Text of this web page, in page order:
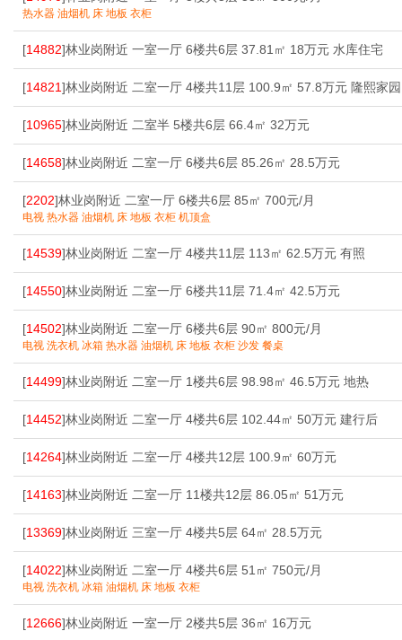
热水器 油烟机 床 地板 衣柜
[14882]林业岗附近 一室一厅 6楼共6层 37.81㎡ 18万元 水库住宅
[14821]林业岗附近 二室一厅 4楼共11层 100.9㎡ 57.8万元 隆熙家园
[10965]林业岗附近 二室半 5楼共6层 66.4㎡ 32万元
[14658]林业岗附近 二室一厅 6楼共6层 85.26㎡ 28.5万元
[2202]林业岗附近 二室一厅 6楼共6层 85㎡ 700元/月
电视 热水器 油烟机 床 地板 衣柜 机顶盒
[14539]林业岗附近 二室一厅 4楼共11层 113㎡ 62.5万元 有照
[14550]林业岗附近 二室一厅 6楼共11层 71.4㎡ 42.5万元
[14502]林业岗附近 二室一厅 6楼共6层 90㎡ 800元/月
电视 洗衣机 冰箱 热水器 油烟机 床 地板 衣柜 沙发 餐桌
[14499]林业岗附近 二室一厅 1楼共6层 98.98㎡ 46.5万元 地热
[14452]林业岗附近 二室一厅 4楼共6层 102.44㎡ 50万元 建行后
[14264]林业岗附近 二室一厅 4楼共12层 100.9㎡ 60万元
[14163]林业岗附近 二室一厅 11楼共12层 86.05㎡ 51万元
[13369]林业岗附近 三室一厅 4楼共5层 64㎡ 28.5万元
[14022]林业岗附近 二室一厅 4楼共6层 51㎡ 750元/月
电视 洗衣机 冰箱 油烟机 床 地板 衣柜
[12666]林业岗附近 一室一厅 2楼共5层 36㎡ 16万元